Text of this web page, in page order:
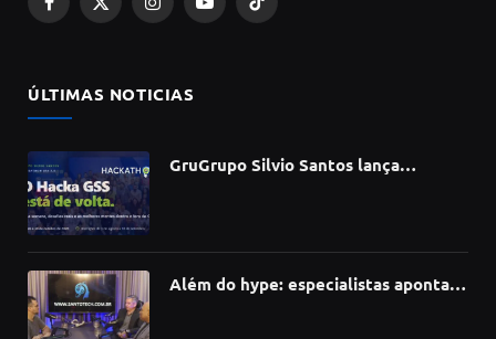
Facebook
X
InstagramYouTubeTikTok
ÚLTIMAS NOTICIAS
GruGrupo Silvio Santos lança
Além do hype: especialistas apontam